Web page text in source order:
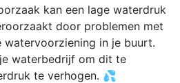
kan een lage waterdruk
door problemen met
in je buurt.
waterbedrijf om dit te
te verhogen. 💦